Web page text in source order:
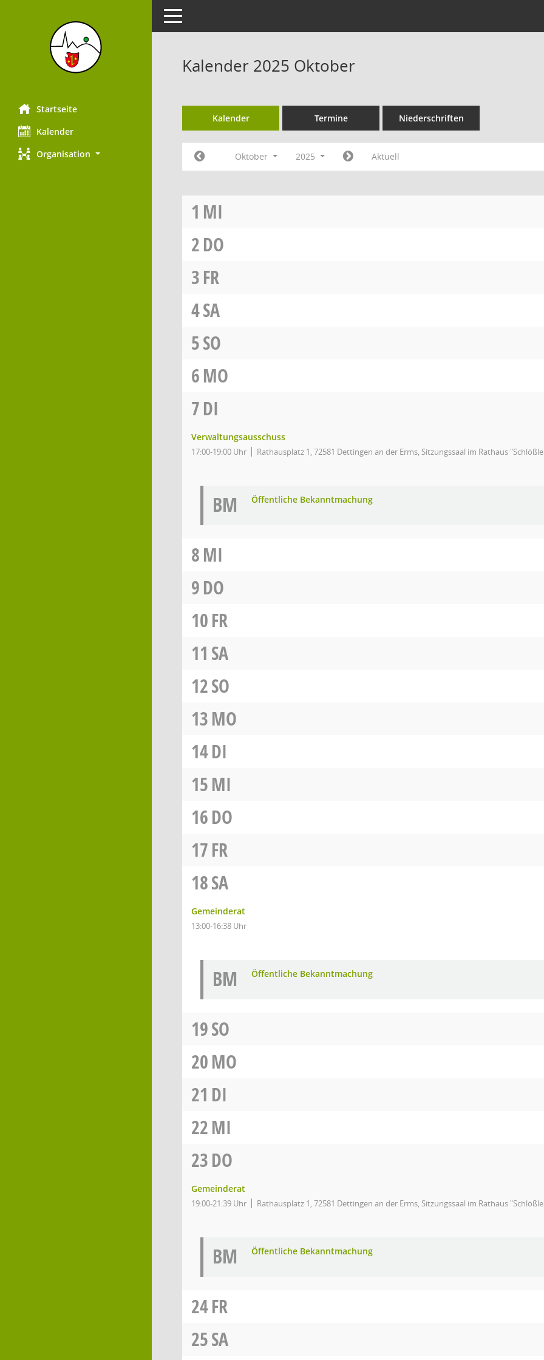
Startseite
Kalender
Organisation
Toggle navigation
Kalender 2025 Oktober
Kalender Termine Niederschriften
Oktober 2025 Aktuell
1 MI
2DO
3FR
4SA
5SO
6MO
7DI
Verwaltungsausschuss
17:00-19:00 Uhr Rathausplatz 1, 72581 Dettingen an der Erms, Sitzungssaal im Rathaus
BM Öffentliche Bekanntmachung
8MI
9DO
10FR
11 SA
12SO
13MO
14DI
15MI
16DO
17FR
18SA
Gemeinderat
13:00-16:38 Uhr
BM Öffentliche Bekanntmachung
19SO
20MO
21 DI
22MI
23DO
Gemeinderat
19:00-21:39 Uhr Rathausplatz 1, 72581 Dettingen an der Erms, Sitzungssaal im Rathaus
BM Öffentliche Bekanntmachung
24FR
25SA